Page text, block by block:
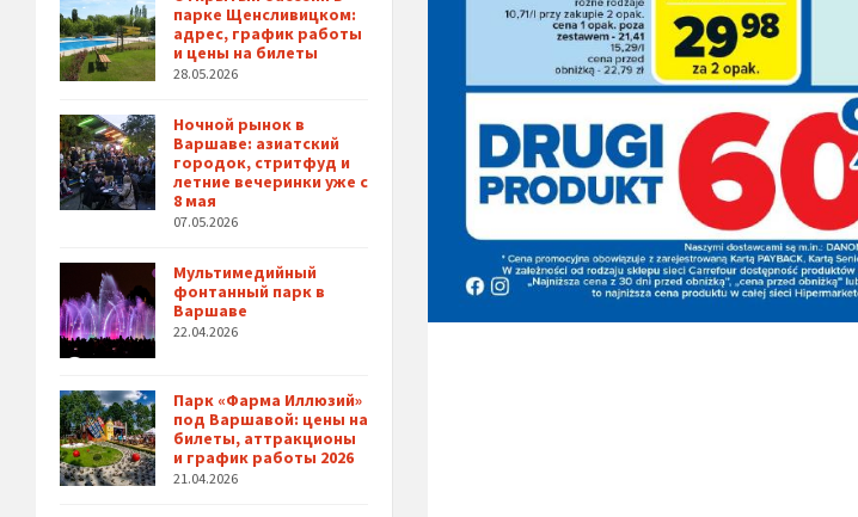
парке Щенсливицком:
адрес, график работы
и цены на билеты
28.05.2026
Ночной рынок в
Варшаве: азиатский
городок, стритфуд и
летние вечеринки уже с
8 мая
07.05.2026
Мультимедийный
фонтанный парк в
Варшаве
22.04.2026
Парк «Фарма Иллюзий»
под Варшавой: цены на
билеты, аттракционы
и график работы 2026
21.04.2026